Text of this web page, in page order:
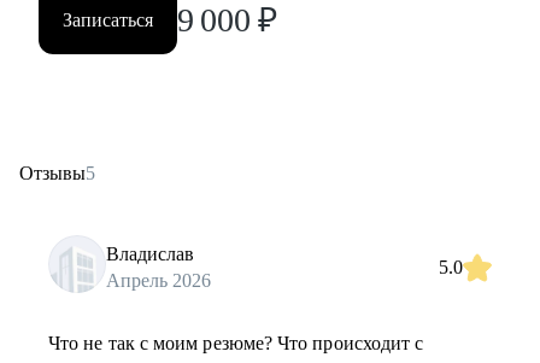
Записаться 9 000 ₽
Отзывы5
Владислав
Апрель 2026
5.0
Что не так с моим резюме? Что происходит с